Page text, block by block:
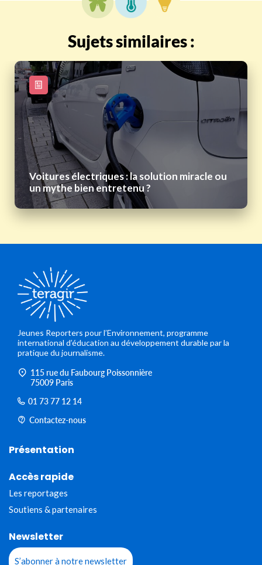
Sujets similaires :
Voitures électriques : la solution miracle ou
un mythe bien entretenu ?
Jeunes Reporters pour l’Environnement, programme
international d’éducation au développement durable par la
pratique du journalisme.
115 rue du Faubourg Poissonnière
75009 Paris
01 73 77 12 14
Contactez-nous
Présentation
Accès rapide
Les reportages
Soutiens & partenaires
Newsletter
S’abonner à notre newsletter